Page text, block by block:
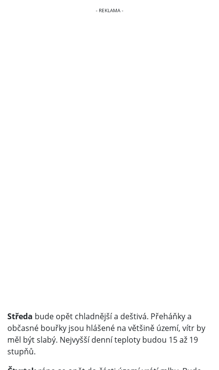
Středa bude opět chladnější a deštivá. Přeháňky a
občasné bouřky jsou hlášené na většině území, vítr by
měl být slabý. Nejvyšší denní teploty budou 15 až 19
stupňů.